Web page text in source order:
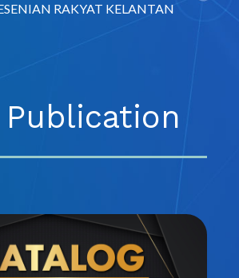
RAKYAT KELANTAN
Publication